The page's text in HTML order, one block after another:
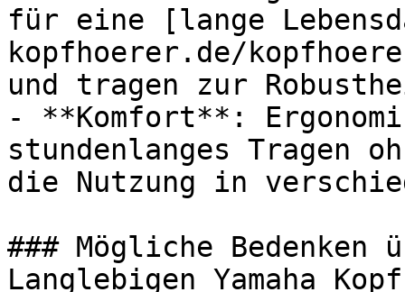
für eine [lange
kopfhoerer.de/
und tragen zur
- **Komfort**:
stundenlanges Tragen
die Nutzung in
### Mögliche Bedenken
Langlebigen Yamaha